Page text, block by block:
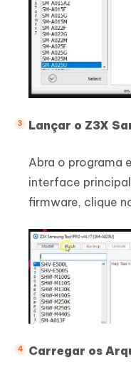
Lançar o Z3X
Abra o programa
interface
firmware, clique
Carregar os